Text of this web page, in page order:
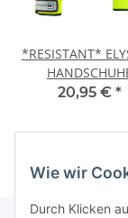
*RESISTANT*
20,95 € *
Wie wir
Durch Klicken